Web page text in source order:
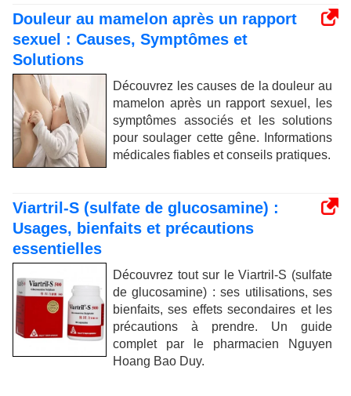
Douleur au mamelon après un rapport
sexuel : Causes, Symptômes et
Solutions
Découvrez les causes de la douleur au
mamelon après un rapport sexuel, les
symptômes associés et les solutions
pour soulager cette gêne. Informations
médicales fiables et conseils pratiques.
Viartril-S (sulfate de glucosamine) :
Usages, bienfaits et précautions
essentielles
Découvrez tout sur le Viartril-S (sulfate
de glucosamine) : ses utilisations, ses
bienfaits, ses effets secondaires et les
précautions à prendre. Un guide
complet par le pharmacien Nguyen
Hoang Bao Duy.